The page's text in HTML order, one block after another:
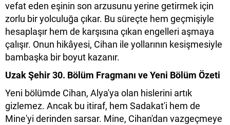
vefat eden eşinin son arzusunu yerine getirmek için
zorlu bir yolculuğa çıkar. Bu süreçte hem geçmişiyle
hesaplaşır hem de karşısına çıkan engelleri aşmaya
çalışır. Onun hikâyesi, Cihan ile yollarının kesişmesiyle
bambaşka bir boyut kazanır.
Uzak Şehir 30. Bölüm Fragmanı ve Yeni Bölüm Özeti
Yeni bölümde Cihan, Alya'ya olan hislerini artık
gizlemez. Ancak bu itiraf, hem Sadakat'i hem de
Mine'yi derinden sarsar. Mine, Cihan'dan vazgeçmeye